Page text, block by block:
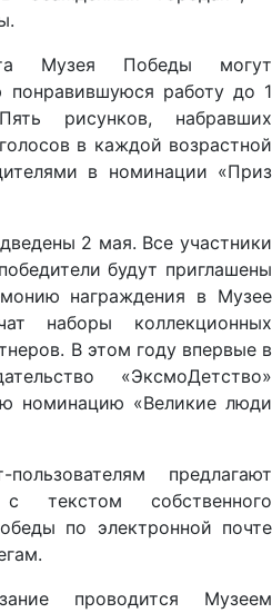
Музея Победы могут
понравившуюся работу до 1
рисунков, набравших
в каждой возрастной
в номинации «Приз
2 мая. Все участники
будут приглашены
награждения в Музее
наборы коллекционных
В этом году впервые в
«ЭксмоДетство»
номинацию «Великие люди
предлагают
текстом собственного
по электронной почте
проводится Музеем